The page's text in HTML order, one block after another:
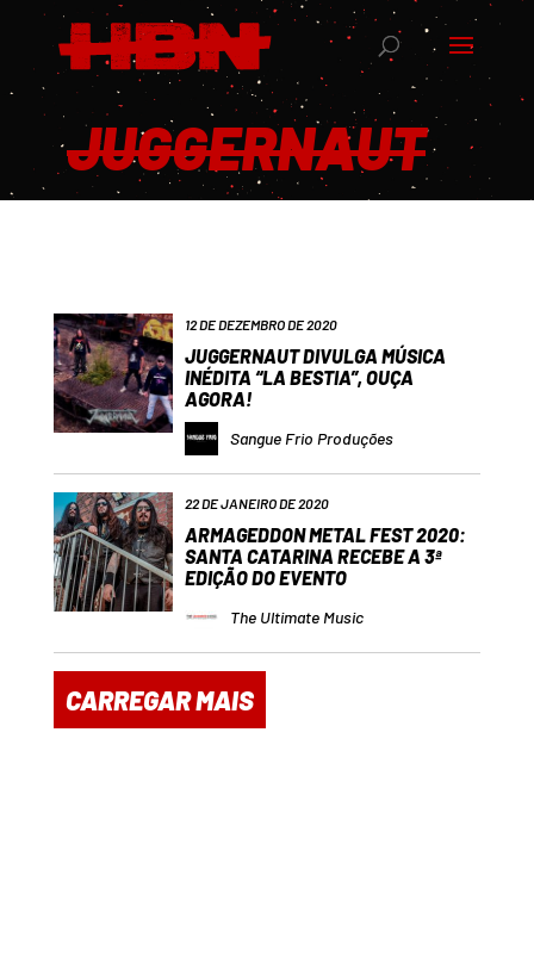
JUGGERNAUT
12 DE DEZEMBRO DE 2020
JUGGERNAUT DIVULGA MÚSICA
INÉDITA “LA BESTIA”, OUÇA
AGORA!
Sangue Frio Produções
22 DE JANEIRO DE 2020
ARMAGEDDON METAL FEST 2020:
SANTA CATARINA RECEBE A 3ª
EDIÇÃO DO EVENTO
The Ultimate Music
CARREGAR MAIS